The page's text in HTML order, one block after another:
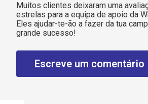
Muitos clientes deixaram uma
estrelas para a equipa de apoio da
Eles ajudar-te-ão a fazer da tua
grande sucesso!
Escreve um comentário